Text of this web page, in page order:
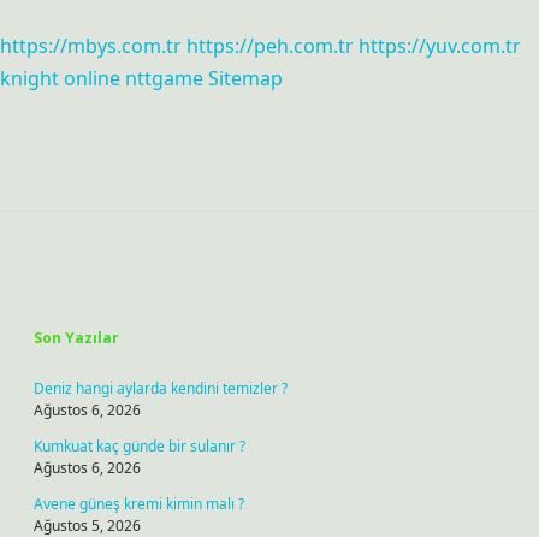
https://mbys.com.tr https://peh.com.tr https://yuv.com.tr
knight online nttgameSitemap
Son Yazılar
Deniz hangi aylarda kendini temizler ?
Ağustos 6, 2026
Kumkuat kaç günde bir sulanır ?
Ağustos 6, 2026
Avene güneş kremi kimin malı ?
Ağustos 5, 2026